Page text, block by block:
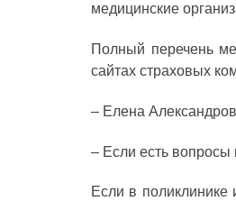
медицинские
Полный перечень
сайтах страховых
– Елена
– Если есть
Если в поликлинике